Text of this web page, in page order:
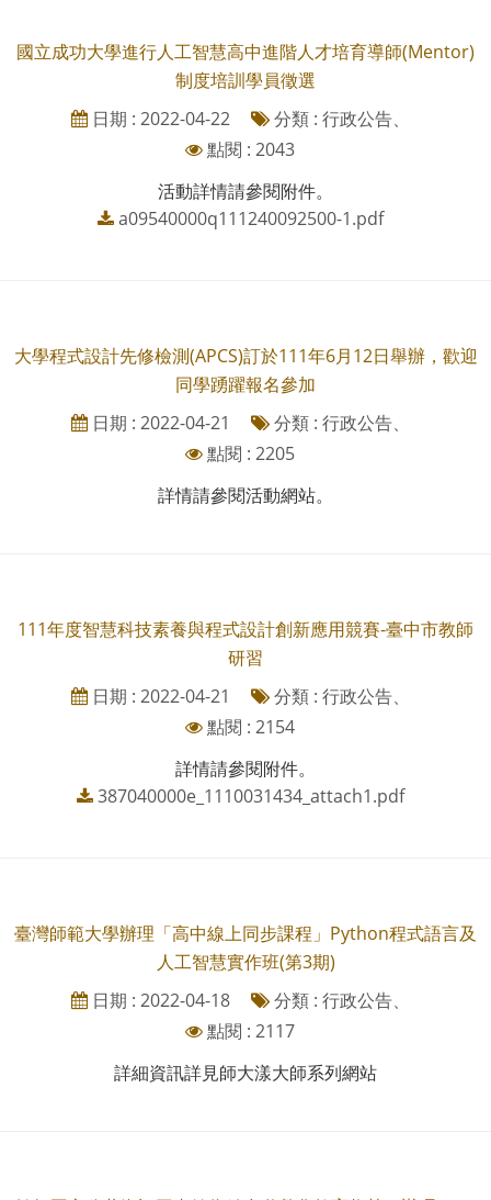
國立成功大學進行人工智慧高中進階人才培育導師(Mentor)
制度培訓學員徵選
日期 : 2022-04-22
分類 : 行政公告、
點閱 : 2043
活動詳情請參閱附件。
a09540000q111240092500-1.pdf
大學程式設計先修檢測(APCS)訂於111年6月12日舉辦，歡迎
同學踴躍報名參加
日期 : 2022-04-21
分類 : 行政公告、
點閱 : 2205
詳情請參閱活動網站。
111年度智慧科技素養與程式設計創新應用競賽-臺中市教師
研習
日期 : 2022-04-21
分類 : 行政公告、
點閱 : 2154
詳情請參閱附件。
387040000e_1110031434_attach1.pdf
臺灣師範大學辦理「高中線上同步課程」Python程式語言及
人工智慧實作班(第3期)
日期 : 2022-04-18
分類 : 行政公告、
點閱 : 2117
詳細資訊詳見師大漾大師系列網站